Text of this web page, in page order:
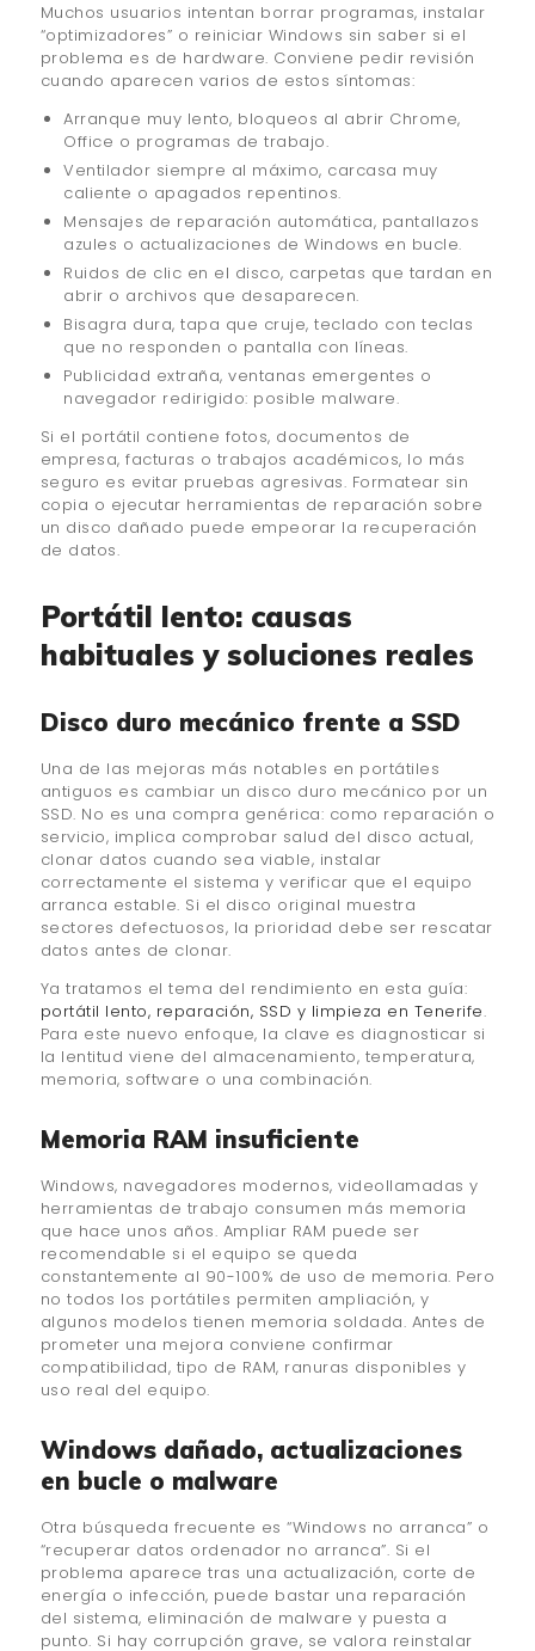
Muchos usuarios intentan borrar programas, instalar
“optimizadores” o reiniciar Windows sin saber si el
problema es de hardware. Conviene pedir revisión
cuando aparecen varios de estos síntomas:
Arranque muy lento, bloqueos al abrir Chrome,
Office o programas de trabajo.
Ventilador siempre al máximo, carcasa muy
caliente o apagados repentinos.
Mensajes de reparación automática, pantallazos
azules o actualizaciones de Windows en bucle.
Ruidos de clic en el disco, carpetas que tardan en
abrir o archivos que desaparecen.
Bisagra dura, tapa que cruje, teclado con teclas
que no responden o pantalla con líneas.
Publicidad extraña, ventanas emergentes o
navegador redirigido: posible malware.
Si el portátil contiene fotos, documentos de
empresa, facturas o trabajos académicos, lo más
seguro es evitar pruebas agresivas. Formatear sin
copia o ejecutar herramientas de reparación sobre
un disco dañado puede empeorar la recuperación
de datos.
Portátil lento: causas
habituales y soluciones reales
Disco duro mecánico frente a SSD
Una de las mejoras más notables en portátiles
antiguos es cambiar un disco duro mecánico por un
SSD. No es una compra genérica: como reparación o
servicio, implica comprobar salud del disco actual,
clonar datos cuando sea viable, instalar
correctamente el sistema y verificar que el equipo
arranca estable. Si el disco original muestra
sectores defectuosos, la prioridad debe ser rescatar
datos antes de clonar.
Ya tratamos el tema del rendimiento en esta guía:
portátil lento, reparación, SSD y limpieza en Tenerife.
Para este nuevo enfoque, la clave es diagnosticar si
la lentitud viene del almacenamiento, temperatura,
memoria, software o una combinación.
Memoria RAM insuficiente
Windows, navegadores modernos, videollamadas y
herramientas de trabajo consumen más memoria
que hace unos años. Ampliar RAM puede ser
recomendable si el equipo se queda
constantemente al 90-100% de uso de memoria. Pero
no todos los portátiles permiten ampliación, y
algunos modelos tienen memoria soldada. Antes de
prometer una mejora conviene confirmar
compatibilidad, tipo de RAM, ranuras disponibles y
uso real del equipo.
Windows dañado, actualizaciones
en bucle o malware
Otra búsqueda frecuente es “Windows no arranca” o
“recuperar datos ordenador no arranca”. Si el
problema aparece tras una actualización, corte de
energía o infección, puede bastar una reparación
del sistema, eliminación de malware y puesta a
punto. Si hay corrupción grave, se valora reinstalar